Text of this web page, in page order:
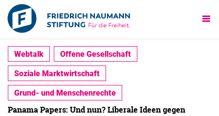
Webtalk
Offene Gesellschaft
Soziale Marktwirtschaft
Grund- und Menschenrechte
Panama Papers: Und nun? Liberale Ideen gegen